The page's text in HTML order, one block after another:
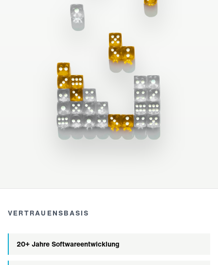
VERTRAUENSBASIS
20+ Jahre Softwareentwicklung